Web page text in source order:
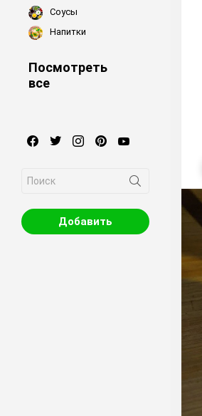
Соусы
Напитки
Посмотреть
все
facebooktwitterinstagrampinterest
for:
Добавить